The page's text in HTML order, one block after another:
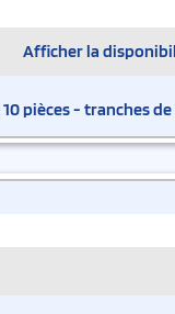
Afficher la
10 pièces - tranches de